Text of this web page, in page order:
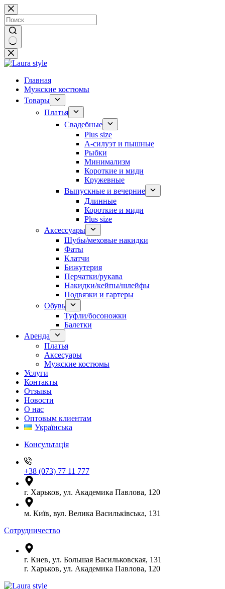
Перейти
к
сути
Ничего
не
Главная
Мужские костюмы
Товары
Платья
Свадебные
Plus size
А-силуэт и пышные
Рыбки
Минимализм
Короткие и миди
Кружевные
Выпускные и вечерние
Длинные
Короткие и миди
Plus size
Аксессуары
Шубы/меховые накидки
Фаты
Клатчи
Бижутерия
Перчатки/рукава
Накидки/кейпы/шлейфы
Подвязки и гартеры
Обувь
Туфли/босоножки
Балетки
Аренда
Платья
Аксесуары
Мужские костюмы
Услуги
Контакты
Отзывы
Новости
О нас
Оптовым клиентам
Українська
Консультація
+38 (073) 77 11 777
г. Харьков, ул. Академика Павлова, 120
м. Київ, вул. Велика Васильківська, 131
Сотрудничество
г. Киев, ул. Большая Васильковская, 131
г. Харьков, ул. Академика Павлова, 120